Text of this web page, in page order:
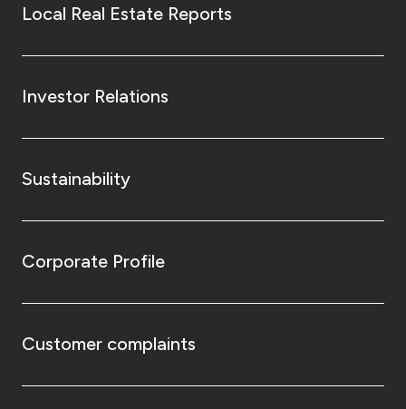
Local Real Estate Reports
Investor Relations
Sustainability
Corporate Profile
Customer complaints